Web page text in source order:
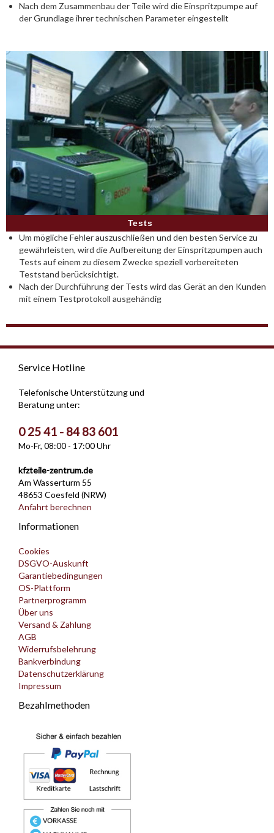
Nach dem Zusammenbau der Teile wird die Einspritzpumpe auf
der Grundlage ihrer technischen Parameter eingestellt
Tests
Um mögliche Fehler auszuschließen und den besten Service zu
gewährleisten, wird die Aufbereitung der Einspritzpumpen auch
Tests auf einem zu diesem Zwecke speziell vorbereiteten
Teststand berücksichtigt.
Nach der Durchführung der Tests wird das Gerät an den Kunden
mit einem Testprotokoll ausgehändig
Service Hotline
Telefonische Unterstützung und
Beratung unter:
0 25 41 - 84 83 601
Mo-Fr, 08:00 - 17:00 Uhr
kfzteile-zentrum.de
Am Wasserturm 55
48653 Coesfeld (NRW)
Anfahrt berechnen
Informationen
Cookies
DSGVO-Auskunft
Garantiebedingungen
OS-Plattform
Partnerprogramm
Über uns
Versand & Zahlung
AGB
Widerrufsbelehrung
Bankverbindung
Datenschutzerklärung
Impressum
Bezahlmethoden